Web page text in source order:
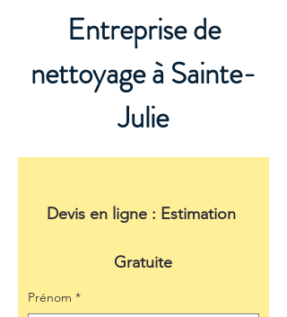
Entreprise de
nettoyage à Sainte-
Julie
Devis en ligne : Estimation
Gratuite
Prénom *